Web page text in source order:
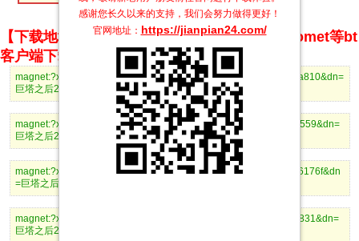
感谢您长久以来的支持，我们会努力做得更好！
官网地址： https://jianpian24.com/
【下载地址】magnet推荐使用utorrent、BitComet等bt
客户端下载
magnet:?xt=urn:btih:b4ba405d8819af7bec0523e87ba101cfd891a810&dn=
巨塔之后25粤语.mp4
magnet:?xt=urn:btih:fe54b887f30c1378ce7b70366b0fd48278b5c559&dn=
巨塔之后24粤语.mp4
magnet:?xt=urn:btih:7a1344d121635e6114dce39a9d9760c4ea06176f&dn
=巨塔之后23粤语.mp4
magnet:?xt=urn:btih:f57e135ddef85857f78389f61d8be8992a9dd831&dn=
巨塔之后22粤语.mp4